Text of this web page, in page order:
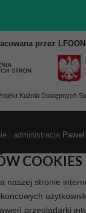
przez
Kuźnia Dostępnych
i administracja
COOKIES
naszej stronie
przeglądarki